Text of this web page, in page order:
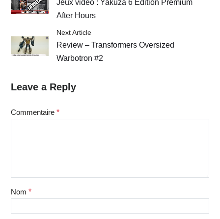
Jeux vidéo : Yakuza 6 Edition Premium
After Hours
Next Article
Review – Transformers Oversized
Warbotron #2
Leave a Reply
Commentaire *
Nom *